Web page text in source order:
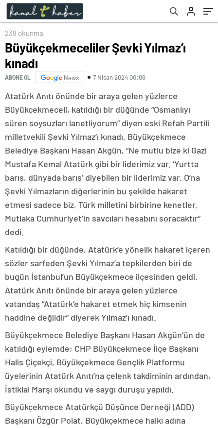
239 okunma
Büyükçekmeceliler Şevki Yılmaz’ı
kınadı
ABONE OL News 7 Nisan 2024 00:06
Atatürk Anıtı önünde bir araya gelen yüzlerce
Büyükçekmeceli, katıldığı bir düğünde “Osmanlıyı
süren soysuzları lanetliyorum” diyen eski Refah Partili
milletvekili Şevki Yılmaz’ı kınadı. Büyükçekmece
Belediye Başkanı Hasan Akgün, “Ne mutlu bize ki Gazi
Mustafa Kemal Atatürk gibi bir liderimiz var. ‘Yurtta
barış, dünyada barış’ diyebilen bir liderimiz var. O’na
Şevki Yılmazların diğerlerinin bu şekilde hakaret
etmesi sadece biz, Türk milletini birbirine kenetler.
Mutlaka Cumhuriyet’in savcıları hesabını soracaktır”
dedi.
Katıldığı bir düğünde, Atatürk’e yönelik hakaret içeren
sözler sarfeden Şevki Yılmaz’a tepkilerden biri de
bugün İstanbul’un Büyükçekmece ilçesinden geldi.
Atatürk Anıtı önünde bir araya gelen yüzlerce
vatandaş “Atatürk’e hakaret etmek hiç kimsenin
haddine değildir” diyerek Yılmaz’ı kınadı.
Büyükçekmece Belediye Başkanı Hasan Akgün’ün de
katıldığı eylemde; CHP Büyükçekmece İlçe Başkanı
Halis Çiçekçi, Büyükçekmece Gençlik Platformu
üyelerinin Atatürk Anıtı’na çelenk takdiminin ardından,
İstiklal Marşı okundu ve saygı duruşu yapıldı.
Büyükçekmece Atatürkçü Düşünce Derneği (ADD)
Başkanı Özgür Polat, Büyükçekmece halkı adına
ziyarette karşıladı